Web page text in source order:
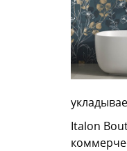
Italon